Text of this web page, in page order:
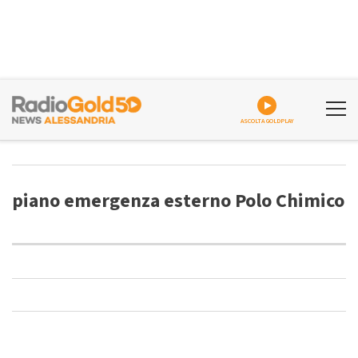
ASCOLTA GOLDPLAY
piano emergenza esterno Polo Chimico